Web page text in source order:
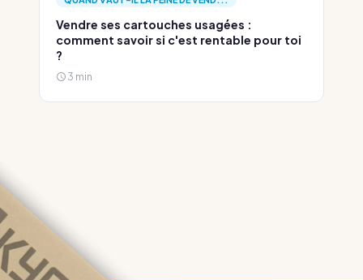
Vendre ses cartouches usagées :
comment savoir si c'est rentable pour toi
?
3 min